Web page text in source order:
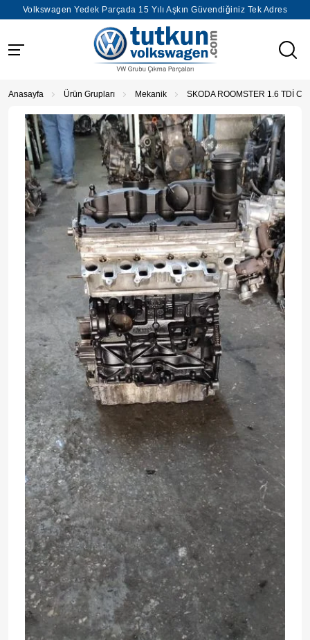
Volkswagen Yedek Parçada 15 Yılı Aşkın Güvendiğiniz Tek Adres
Anasayfa Ürün Grupları Mekanik SKODA ROOMSTER 1.6 TDİ